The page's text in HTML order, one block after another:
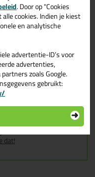
te gebruiken!
Adhesive
dat!
. Door op "Cookies
cookies. Indien je kiest
en analytische
advertentie-ID’s voor
advertenties,
zoals Google.
gebruikt: